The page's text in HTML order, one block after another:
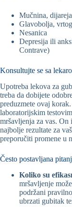
Mučnina,
Glavobolja,
Nesanica
Depresija ili
Contrave)
Konsultujte se sa
Upotreba lekova za
treba da dobijete
preduzmete ovaj
laboratorijskim
mršavljenja za vas. On
najbolje rezultate za
preporučiti promene u
Često postavljana
Koliko su
mršavljenje
podržani
ubrzati gubitak